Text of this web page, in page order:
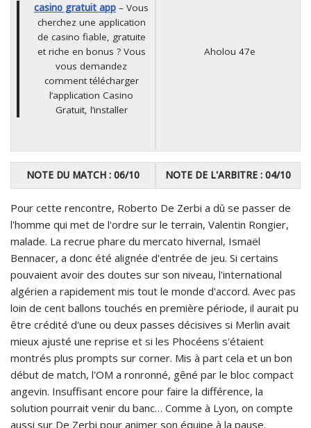
casino gratuit app – Vous
cherchez une application
de casino fiable, gratuite
et riche en bonus ? Vous
vous demandez
comment télécharger
l’application Casino
Gratuit, l’installer
Aholou 47e
NOTE DU MATCH : 06/10 NOTE DE L'ARBITRE : 04/10
Pour cette rencontre, Roberto De Zerbi a dû se passer de
l'homme qui met de l'ordre sur le terrain, Valentin Rongier,
malade. La recrue phare du mercato hivernal, Ismaël
Bennacer, a donc été alignée d'entrée de jeu. Si certains
pouvaient avoir des doutes sur son niveau, l'international
algérien a rapidement mis tout le monde d'accord. Avec pas
loin de cent ballons touchés en première période, il aurait pu
être crédité d'une ou deux passes décisives si Merlin avait
mieux ajusté une reprise et si les Phocéens s'étaient
montrés plus prompts sur corner. Mis à part cela et un bon
début de match, l'OM a ronronné, gêné par le bloc compact
angevin. Insuffisant encore pour faire la différence, la
solution pourrait venir du banc… Comme à Lyon, on compte
aussi sur De Zerbi pour animer son équipe à la pause.